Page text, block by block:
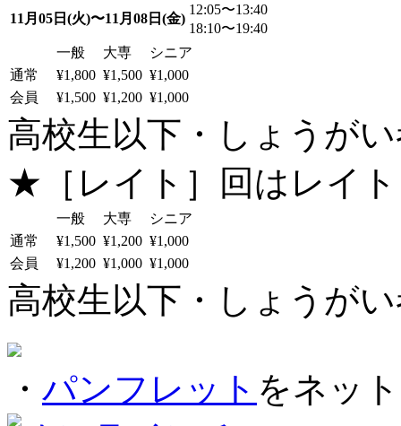
11月05日(火)〜11月08日(金)
12:05〜13:40
18:10〜19:40
一般
大専
シニア
通常
¥1,800 ¥1,500 ¥1,000
会員
¥1,500 ¥1,200 ¥1,000
高校生以下・しょうがい
★［レイト］回はレイ
一般 大専
シニア
通常
¥1,500 ¥1,200 ¥1,000
会員
¥1,200 ¥1,000 ¥1,000
高校生以下・しょうがい
・ パンフレット をネッ